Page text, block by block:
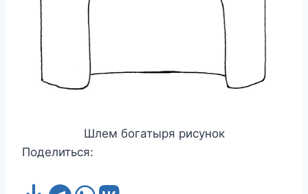
Шлем богатыря рисунок
Поделиться: